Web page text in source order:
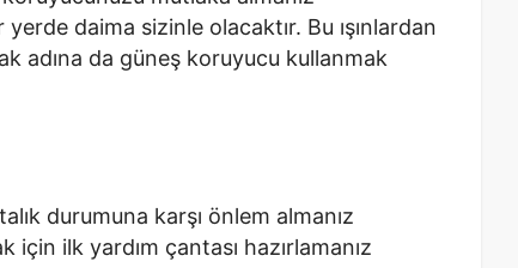
daima sizinle olacaktır. Bu ışınlardan
adına da güneş koruyucu kullanmak
durumuna karşı önlem almanız
ilk yardım çantası hazırlamanız